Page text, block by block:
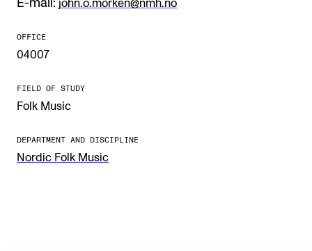
The Library
CERM
E-mail: john.o.morken@nmh.no
OFFICE
04007
FIELD OF STUDY
Folk Music
DEPARTMENT AND DISCIPLINE
Nordic Folk Music